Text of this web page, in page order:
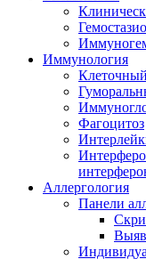
Иммунология
Фагоцитоз
Аллергология
Панели